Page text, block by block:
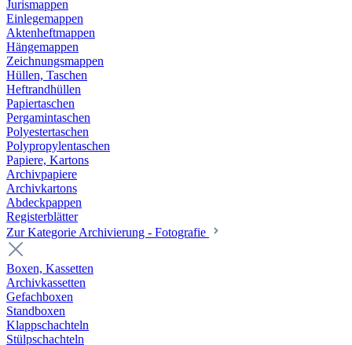
Jurismappen
Einlegemappen
Aktenheftmappen
Hängemappen
Zeichnungsmappen
Hüllen, Taschen
Heftrandhüllen
Papiertaschen
Pergamintaschen
Polyestertaschen
Polypropylentaschen
Papiere, Kartons
Archivpapiere
Archivkartons
Abdeckpappen
Registerblätter
Zur Kategorie Archivierung - Fotografie
Boxen, Kassetten
Archivkassetten
Gefachboxen
Standboxen
Klappschachteln
Stülpschachteln